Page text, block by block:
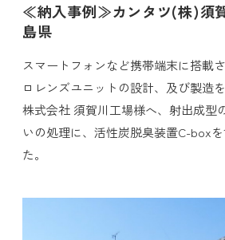
≪納入事例≫カンタツ(株)須
島県
スマートフォンなど携帯端末に搭載
ロレンズユニットの設計、及び製造
株式会社 須賀川工場様へ、射出成型
いの処理に、活性炭脱臭装置C-box
た。